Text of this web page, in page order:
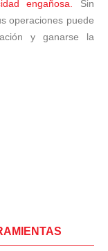
engañosa. Sin
operaciones puede
y ganarse la